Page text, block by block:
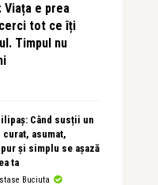
Viața e prea
tot ce îți
Timpul nu
Când susții un
asumat,
și simplu se așază
ta
Buciuta